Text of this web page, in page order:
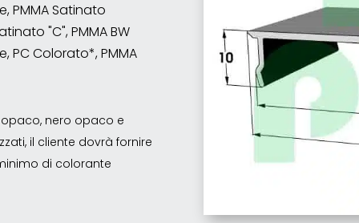
PMMA Satinato
"C", PMMA BW
PC Colorato*, PMMA
nero opaco e
il cliente dovrà fornire
di colorante